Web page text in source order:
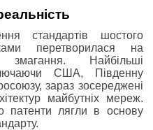
стандартів шостого
перетворилася на
змагання. Найбільші
США, Південну
зараз зосереджені
майбутніх мереж.
лягли в основу